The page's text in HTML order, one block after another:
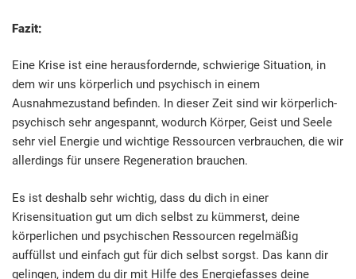
Fazit:
Eine Krise ist eine herausfordernde, schwierige Situation, in
dem wir uns körperlich und psychisch in einem
Ausnahmezustand befinden. In dieser Zeit sind wir körperlich-
psychisch sehr angespannt, wodurch Körper, Geist und Seele
sehr viel Energie und wichtige Ressourcen verbrauchen, die wir
allerdings für unsere Regeneration brauchen.
Es ist deshalb sehr wichtig, dass du dich in einer
Krisensituation gut um dich selbst zu kümmerst, deine
körperlichen und psychischen Ressourcen regelmäßig
auffüllst und einfach gut für dich selbst sorgst. Das kann dir
gelingen, indem du dir mit Hilfe des Energiefasses deine